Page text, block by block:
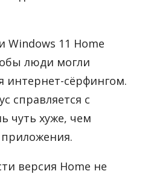
Windows 11 Home
люди могли
интернет-сёрфингом.
справляется с
чуть хуже, чем
версия Home не